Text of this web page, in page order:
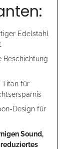
Edelstahl
Beschichtung
Titan für
Design für
Sound,